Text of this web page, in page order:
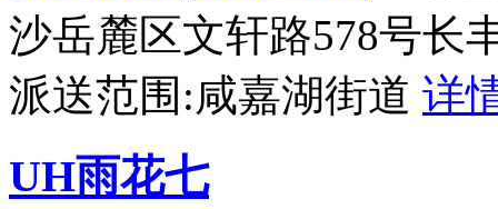
沙岳麓区文轩路578号长
派送范围:咸嘉湖街道 详
UH雨花七